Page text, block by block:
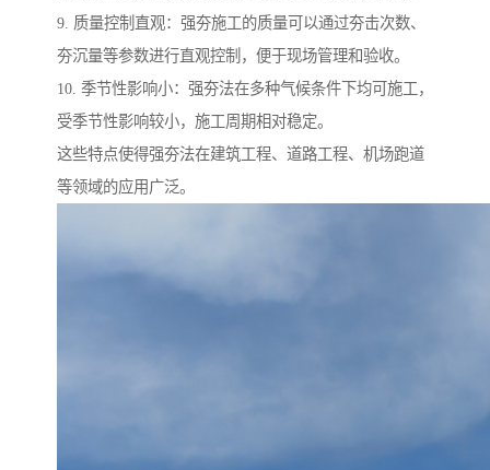
9. 质量控制直观：强夯施工的质量可以通过夯击次数、
夯沉量等参数进行直观控制，便于现场管理和验收。
10. 季节性影响小：强夯法在多种气候条件下均可施工，
受季节性影响较小，施工周期相对稳定。
这些特点使得强夯法在建筑工程、道路工程、机场跑道
等领域的应用广泛。